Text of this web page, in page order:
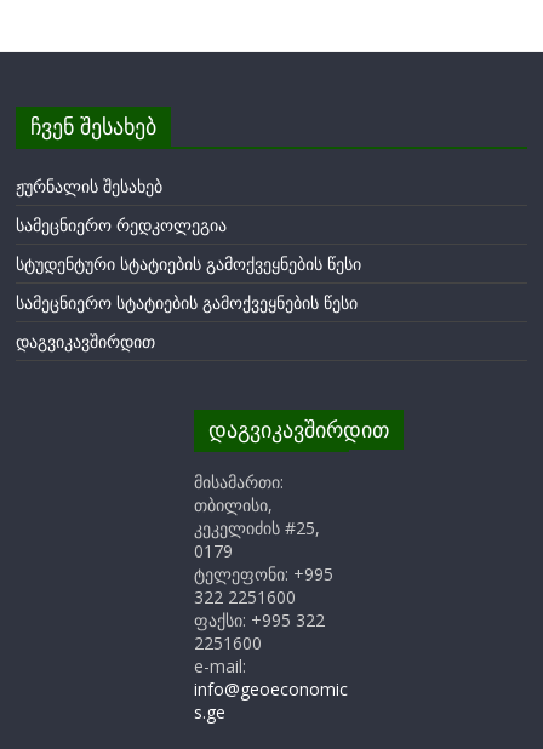
ჩვენ შესახებ
ჟურნალის შესახებ
სამეცნიერო რედკოლეგია
სტუდენტური სტატიების გამოქვეყნების წესი
სამეცნიერო სტატიების გამოქვეყნების წესი
დაგვიკავშირდით
დაგვიკავშირდით
მისამართი:
თბილისი,
კეკელიძის #25,
0179
ტელეფონი: +995
322 2251600
ფაქსი: +995 322
2251600
e-mail:
info@geoeconomic
s.ge